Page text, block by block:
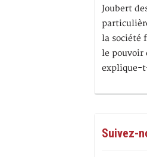
Joubert
la société
le pouvoir
explique-
Suivez-